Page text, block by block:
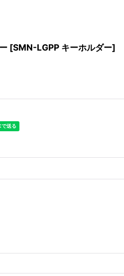
[SMN-LGPP キーホルダー]